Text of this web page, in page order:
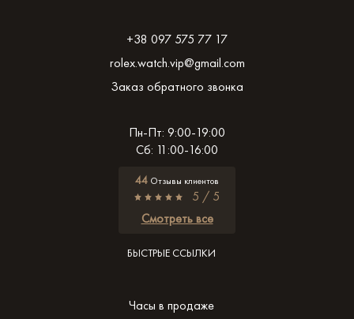
+38 097 575 77 17
rolex.watch.vip@gmail.com
Заказ обратного звонка
Пн-Пт: 9:00-19:00
Сб: 11:00-16:00
44 Отзывы клиентов
5 / 5
Смотреть все
БЫСТРЫЕ ССЫЛКИ
Часы в продаже